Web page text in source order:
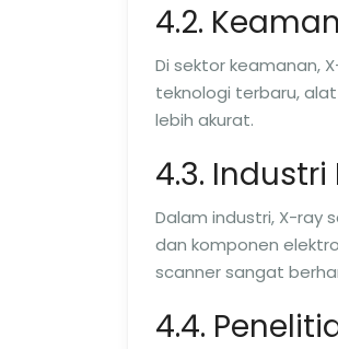
4.2.
Di sektor keamanan,
teknologi terbaru,
lebih akurat.
4.3.
Dalam industri, X-ray
dan komponen
scanner sangat
4.4.